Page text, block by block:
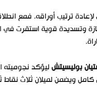
لإعادة ترتيب أوراقه. فمع
متابعة ممتازة وتسديدة قوية
بوليسيتشليؤكد